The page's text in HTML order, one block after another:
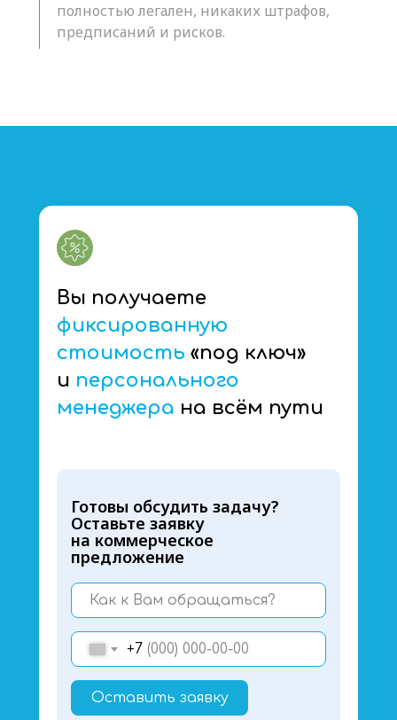
полностью легален, никаких штрафов,
предписаний и рисков.
Вы получаете
фиксированную
стоимость «под ключ»
и персонального
менеджера на всём пути
+7
Оставить заявку
Готовы обсудить задачу?
Оставьте заявку
на коммерческое
предложение